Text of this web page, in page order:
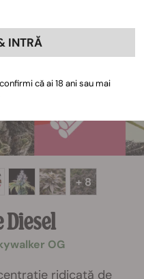
+ 8
Diesel
OG
ridicată de
INTRĂ
că ai 18 ani sau mai